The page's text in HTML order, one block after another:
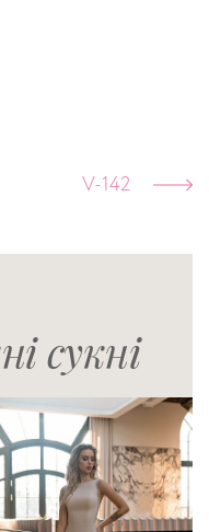
V-142
сукні